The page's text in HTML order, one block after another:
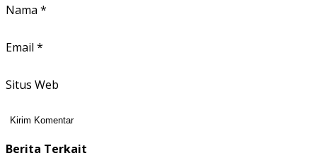
Nama *
Email *
Situs Web
Berita Terkait